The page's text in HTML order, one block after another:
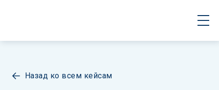
Назад ко всем кейсам